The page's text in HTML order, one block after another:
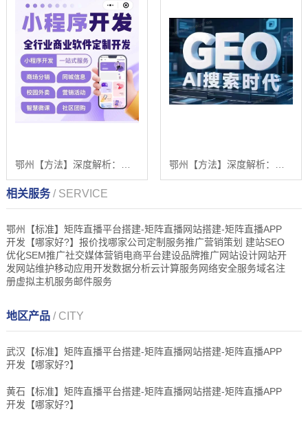
相关服务/ SERVICE
鄂州【标准】矩阵直播平台搭建-矩阵直播网站搭建-矩阵直播APP
开发【哪家好?】报价找哪家公司定制服务推广营销策划 建站SEO
优化SEM推广社交媒体营销电商平台建设品牌推广网站设计网站开
发网站维护移动应用开发数据分析云计算服务网络安全服务域名注
册虚拟主机服务邮件服务
地区产品 / CITY
武汉【标准】矩阵直播平台搭建-矩阵直播网站搭建-矩阵直播APP
开发【哪家好?】
黄石【标准】矩阵直播平台搭建-矩阵直播网站搭建-矩阵直播APP
开发【哪家好?】